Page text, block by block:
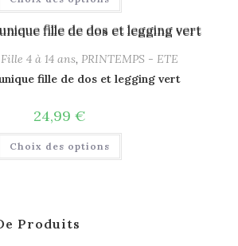
Fille 4 à 14 ans, PRINTEMPS - ETE
fille de dos et legging vert
24,99 €
Choix des options
Produits